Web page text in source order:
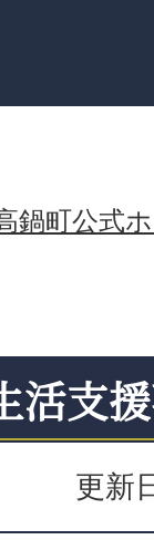
鍋町公式
活支
更新